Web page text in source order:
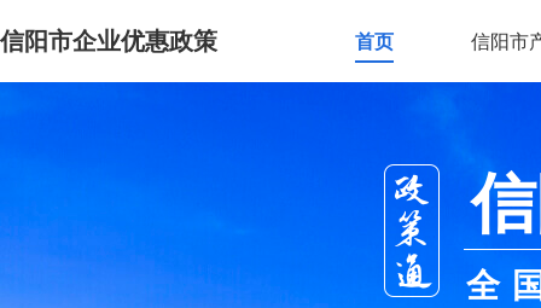
信阳市企业优惠政策 首页 信阳市
全